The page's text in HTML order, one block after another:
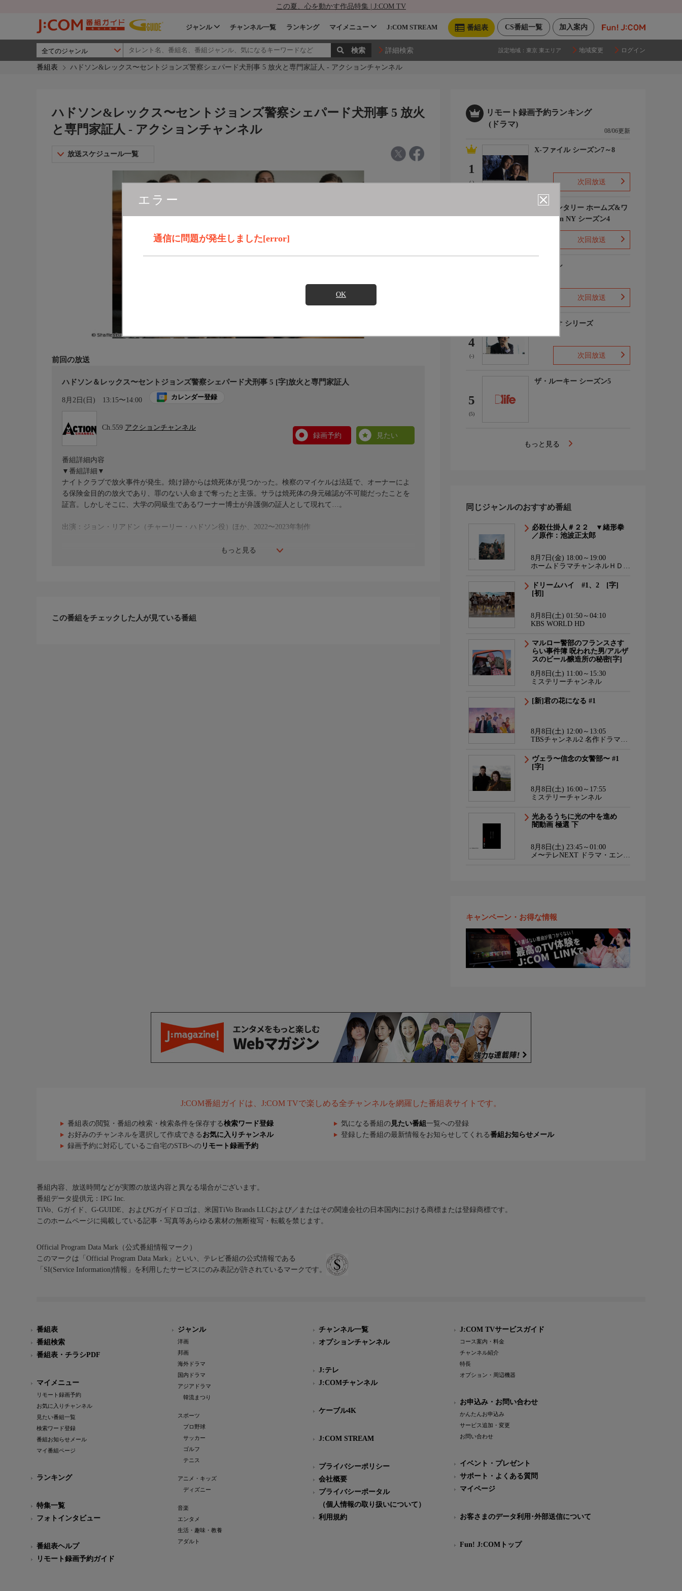
この夏、心を動かす作品特集 | J:COM TV
加入案内
CS番組一覧
番組表
ジャンル チャンネル一覧 ランキング マイメニュー J:COM STREAM
詳細検索 設定地域： 東京 東エリア 地域変更 ログイン
番組表 ハドソン&レックス〜セントジョンズ警察シェパード犬刑事 5 放火と専門家証人 - アクションチャンネル
エラー
通信に問題が発生しました[error]
OK
ハドソン&レックス〜セントジョンズ警察シェパード犬刑事 5 放火
と専門家証人 - アクションチャンネル
放送スケジュール一覧
前回の放送
ハドソン＆レックス〜セントジョンズ警察シェパード犬刑事 5 [字]放火と専門家証人
8月2日(日) 13:15〜14:00 カレンダー登録
Ch.559 アクションチャンネル
録画予約
見たい
もっと見る
番組詳細内容
▼番組詳細▼
ナイトクラブで放火事件が発生。焼け跡からは焼死体が見つかった。検察のマイケルは法廷で、オーナーによ
る保険金目的の放火であり、罪のない人命まで奪ったと主張。サラは焼死体の身元確認が不可能だったことを
証言。しかしそこに、大学の同級生であるワーナー博士が弁護側の証人として現れて…。
出演：ジョン・リアドン（チャーリー・ハドソン役）ほか、2022〜2023年制作
この番組をチェックした人が見ている番組
リモート録画予約ランキング
(ドラマ)
08/06更新
1
(-)
X-ファイル シーズン7～8
次回放送
エレメンタリー ホームズ&ワ
トソン in NY シーズン4
次回放送
下山メシ
次回放送
4
(-)
ガリレオ シリーズ
次回放送
5
(5)
ザ・ルーキー シーズン5
もっと見る
同じジャンルのおすすめ番組
必殺仕掛人＃２２ ▼緒形拳
／原作：池波正太郎
8月7日(金) 18:00～19:00
ホームドラマチャンネルＨＤ
ドリームハイ #1、2 [字]
[初]
8月8日(土) 01:50～04:10
KBS WORLD HD
マルロー警部のフランスさす
らい事件簿 呪われた男/アルザ
スのビール醸造所の秘密[字]
8月8日(土) 11:00～15:30
ミステリーチャンネル
[新]君の花になる #1
8月8日(土) 12:00～13:05
TBSチャンネル2 名作ドラマ・
ヴェラ〜信念の女警部〜 #1
[字]
8月8日(土) 16:00～17:55
ミステリーチャンネル
光あるうちに光の中を進め
闇動画 極選 下
8月8日(土) 23:45～01:00
メ〜テレNEXT ドラマ・エンタ
キャンペーン・お得な情報
J:COM番組ガイドは、J:COM TVで楽しめる全チャンネルを網羅した番組表サイトです。
番組表の閲覧・番組の検索・検索条件を保存する検索ワード登録 気になる番組の 見たい番組 一覧への登録
お好みのチャンネルを選択して作成できる お気に入りチャンネル 登録した番組の最新情報をお知らせしてくれる番組お知らせメール
録画予約に対応しているご自宅のSTBへの リモート録画予約
番組内容、放送時間などが実際の放送内容と異なる場合がございます。
番組データ提供元：IPG Inc.
TiVo、Gガイド、G-GUIDE、およびGガイドロゴは、米国TiVo Brands LLCおよび／またはその関連会社の日本国内における商標または登録商標です。
このホームページに掲載している記事・写真等あらゆる素材の無断複写・転載を禁じます。
Official Program Data Mark（公式番組情報マーク）
このマークは「Official Program Data Mark」といい、テレビ番組の公式情報である
「SI(Service Information)情報」を利用したサービスにのみ表記が許されているマークです。
番組表
番組検索
番組表・チラシPDF
マイメニュー
リモート録画予約
お気に入りチャンネル
見たい番組一覧
検索ワード登録
番組お知らせメール
マイ番組ページ
ランキング
特集一覧
フォトインタビュー
番組表ヘルプ
リモート録画予約ガイド
ジャンル
洋画
邦画
海外ドラマ
国内ドラマ
アジアドラマ
韓流まつり
スポーツ
プロ野球
サッカー
ゴルフ
テニス
アニメ・キッズ
ディズニー
音楽
エンタメ
生活・趣味・教養
アダルト
チャンネル一覧
オプションチャンネル
J:テレ
J:COMチャンネル
ケーブル4K
J:COM STREAM
プライバシーポリシー
会社概要
プライバシーポータル
（個人情報の取り扱いについて）
利用規約
J:COM TVサービスガイド
コース案内・料金
チャンネル紹介
特長
オプション・周辺機器
お申込み・お問い合わせ
かんたんお申込み
サービス追加・変更
お問い合わせ
イベント・プレゼント
サポート・よくある質問
マイページ
お客さまのデータ利用･外部送信について
Fun! J:COMトップ